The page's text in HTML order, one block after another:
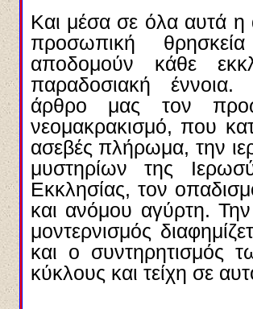
Και μέσα σε όλα αυτά
προσωπική
αποδομούν κάθε
παραδοσιακή
άρθρο μας τον
νεομακρακισμό, που
ασεβές πλήρωμα, την
μυστηρίων της
Εκκλησίας, τον
και ανόμου αγύρτη.
μοντερνισμός
και ο συντηρητισμός
κύκλους και τείχη σε